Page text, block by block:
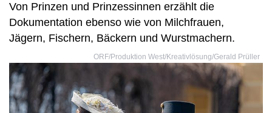
Von Prinzen und Prinzessinnen erzählt die
Dokumentation ebenso wie von Milchfrauen,
Jägern, Fischern, Bäckern und Wurstmachern.
ORF/Produktion West/Kreativlösung/Gerald Prüller